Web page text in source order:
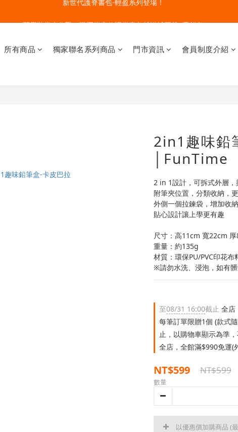
所有商品 獨家聯名系列商品 門市資訊 會員制度介紹
2in1趣味鉛
│FunTime
2 in 1設計，可拆式外層
附筆夾位置，分類收納，
外側一個拉鍊袋，增加收
貼心設計讓上學更有趣
尺寸：高11cm 寬22cm
重量：約135g
材質：環保PU/PVC印花布
※請勿水洗、浸泡，如有髒
至08/31 16:00截止 全店
每筆訂單限贈1個 (款式
止，以購物車顯示為準
全店，全館滿$990免運(
NT$599 NT$599
數量
以優惠價加購商品 (